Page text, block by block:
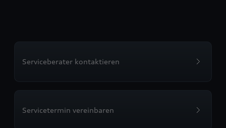
Serviceberater kontaktieren
Servicetermin vereinbaren